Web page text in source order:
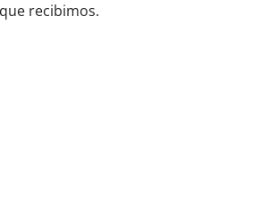
recibimos.